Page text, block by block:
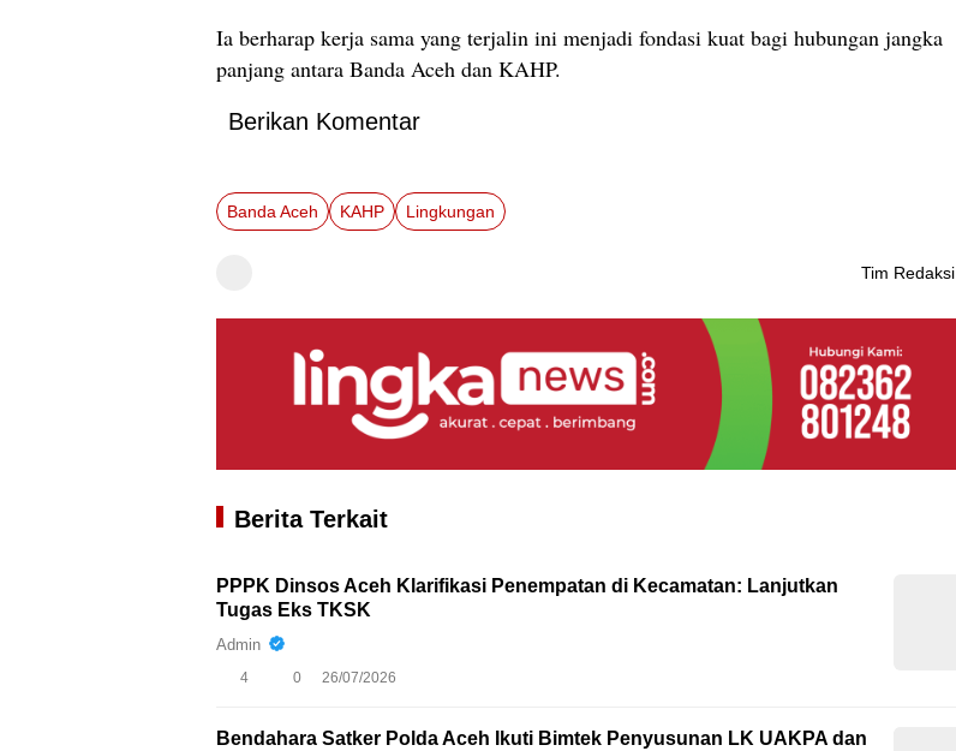
Ia berharap kerja sama yang terjalin ini menjadi fondasi kuat bagi hubungan jangka
panjang antara Banda Aceh dan KAHP.
Berikan Komentar
Banda Aceh KAHP Lingkungan
Tim Redaksi
Berita Terkait
PPPK Dinsos Aceh Klarifikasi Penempatan di Kecamatan: Lanjutkan
Tugas Eks TKSK
Admin
4 0 26/07/2026
Bendahara Satker Polda Aceh Ikuti Bimtek Penyusunan LK UAKPA dan